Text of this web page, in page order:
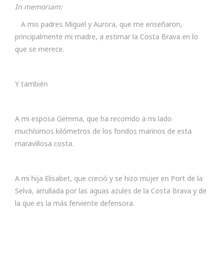
In memoriam:
A mis padres Miguel y Aurora, que me enseñaron,
principalmente mi madre, a estimar la Costa Brava en lo
que se merece.
Y también
A mi esposa Gemma, que ha recorrido a mi lado
muchísimos kilómetros de los fondos marinos de esta
maravillosa costa.
A mi hija Elisabet, que creció y se hizo mujer en Port de la
Selva, arrullada por las aguas azules de la Costa Brava y de
la que es la más ferviente defensora.